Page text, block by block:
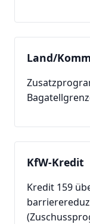
Land/
KfW-Kredit
Kredit 159